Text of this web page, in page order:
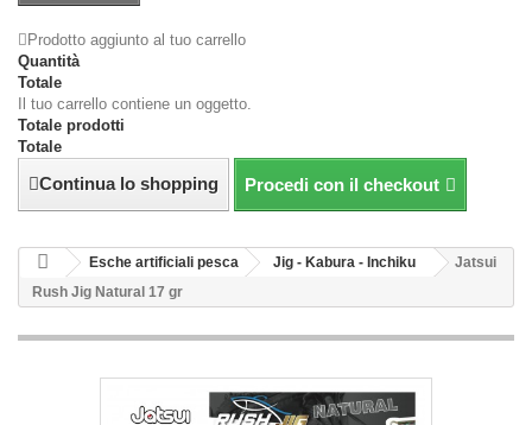
Prodotto aggiunto al tuo carrello
Quantità
Totale
Il tuo carrello contiene un oggetto.
Totale prodotti
Totale
Continua lo shopping Procedi con il checkout
Esche artificiali pesca Jig - Kabura - Inchiku
Jatsui
Rush Jig Natural 17 gr